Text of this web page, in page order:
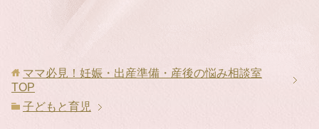
ママ必見！妊娠・出産準備・産後の悩み相談室
TOP
子どもと育児